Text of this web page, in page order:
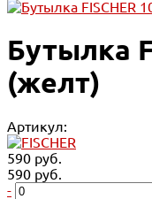
Бутылка
(желт)
Артикул:
590 руб.
590 руб.
-